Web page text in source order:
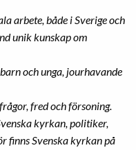
arbete, både i Sverige och
unik kunskap om
och unga, jourhavande
fred och försoning.
kyrkan, politiker,
finns Svenska kyrkan på